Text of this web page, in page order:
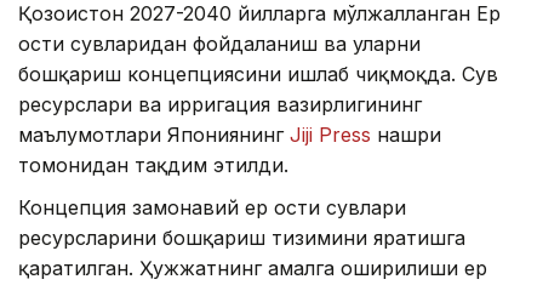
Қозоғистон 2027-2040 йилларга мўлжалланган Ер
ости сувларидан фойдаланиш ва уларни
бошқариш концепциясини ишлаб чиқмоқда. Сув
ресурслари ва ирригация вазирлигининг
маълумотлари Япониянинг Jiji Press нашри
томонидан тақдим этилди.
Концепция замонавий ер ости сувлари
ресурсларини бошқариш тизимини яратишга
қаратилган. Ҳужжатнинг амалга оширилиши ер